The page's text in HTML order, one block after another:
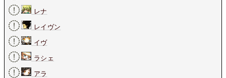
レナ
レイヴン
イヴ
ラシェ
アラ